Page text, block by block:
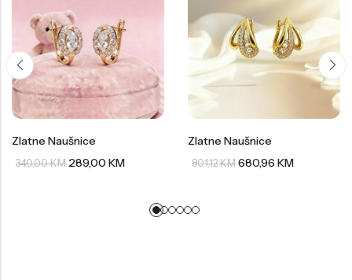
Zlatne Naušnice
340,00KM 289,00 KM
Zlatne Naušnice
801,12KM 680,96 KM